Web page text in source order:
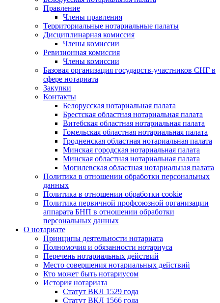
Правление
Члены правления
Территориальные нотариальные палаты
Дисциплинарная комиссия
Члены комиссии
Ревизионная комиссия
Члены комиссии
Базовая организация государств-участников СНГ в
сфере нотариата
Закупки
Контакты
Белорусская нотариальная палата
Брестская областная нотариальная палата
Витебская областная нотариальная палата
Гомельская областная нотариальная палата
Гродненская областная нотариальная палата
Минская городская нотариальная палата
Минская областная нотариальная палата
Могилевская областная нотариальная палата
Политика в отношении обработки персональных
данных
Политика в отношении обработки cookie
Политика первичной профсоюзной организации
аппарата БНП в отношении обработки
персональных данных
О нотариате
Принципы деятельности нотариата
Полномочия и обязанности нотариуса
Перечень нотариальных действий
Место совершения нотариальных действий
Кто может быть нотариусом
История нотариата
Статут ВКЛ 1529 года
Статут ВКЛ 1566 года